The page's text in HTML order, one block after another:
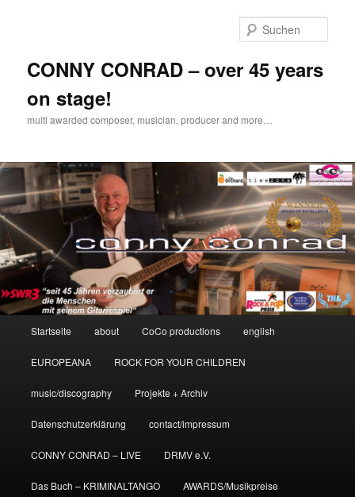
CONNY CONRAD – over 45 years
on stage!
multi awarded composer, musician, producer and more…
Startseite about CoCo productions english
EUROPEANA ROCK FOR YOUR CHILDREN
music/discography Projekte + Archiv
Datenschutzerklärung contact/impressum
CONNY CONRAD – LIVE DRMV e.V.
Das Buch – KRIMINALTANGO AWARDS/Musikpreise